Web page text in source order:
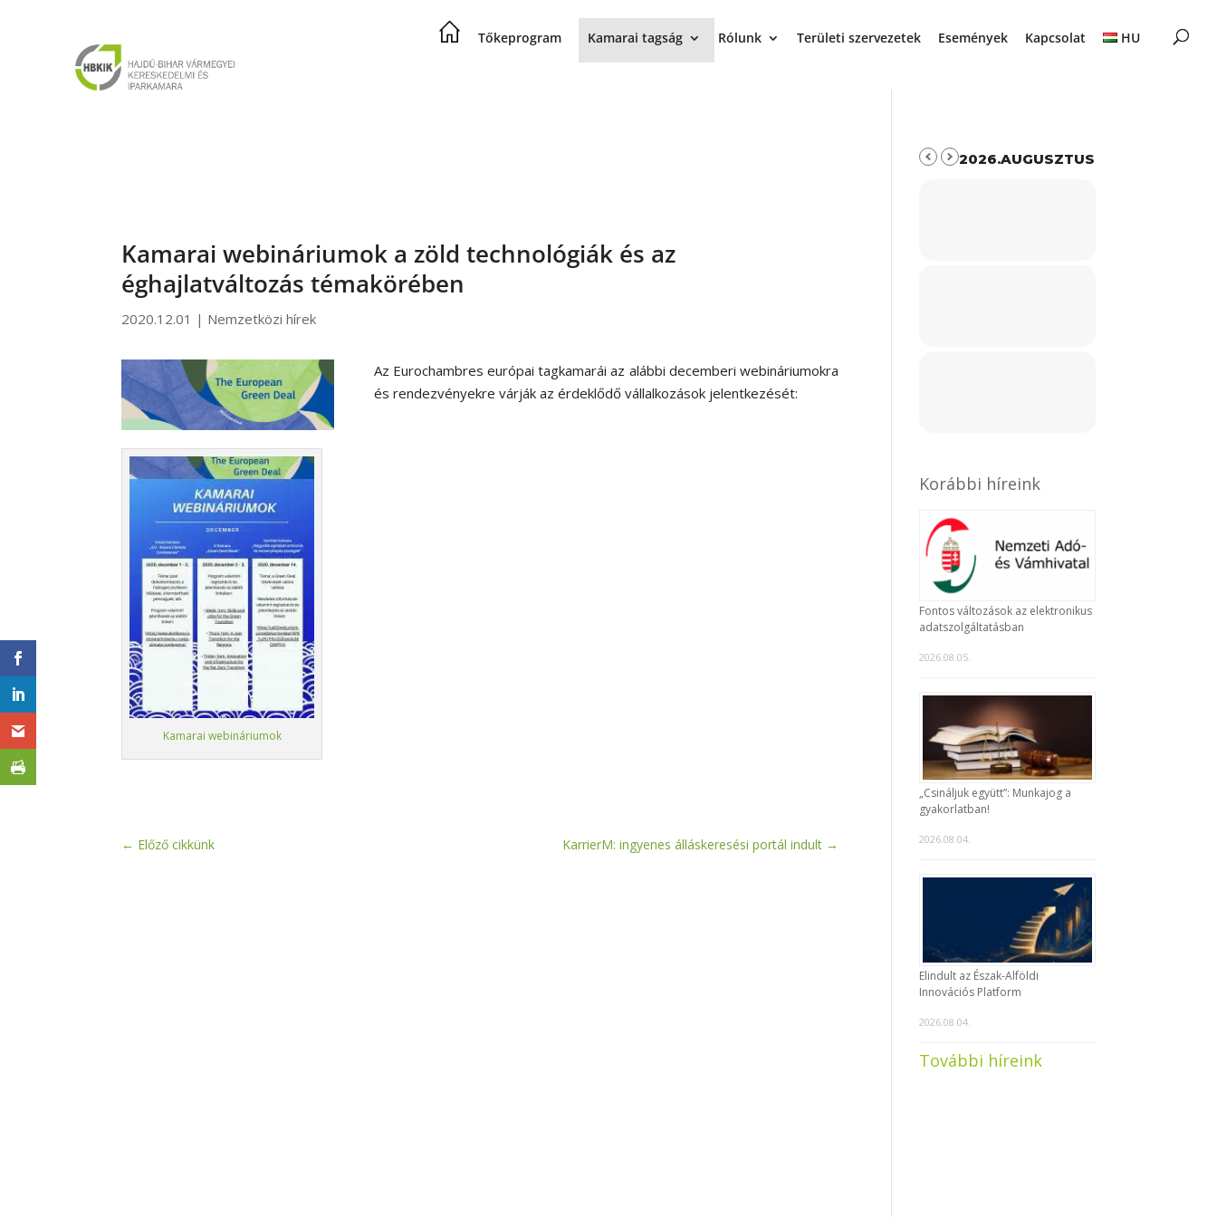
Tőkeprogram Kamarai tagság Rólunk Területi szervezetek Események Kapcsolat HU
Kamarai webináriumok a zöld technológiák és az
éghajlatváltozás témakörében
2020.12.01 | Nemzetközi hírek
Az Eurochambres európai tagkamarái az alábbi decemberi webináriumokra
és rendezvényekre várják az érdeklődő vállalkozások jelentkezését:
Kamarai webináriumok
← Előző cikkünk KarrierM: ingyenes álláskeresési portál indult →
2026.AUGUSZTUS
Korábbi híreink
Fontos változások az elektronikus
adatszolgáltatásban
2026.08.05.
„Csináljuk együtt”: Munkajog a
gyakorlatban!
2026.08.04.
Elindult az Észak-Alföldi
Innovációs Platform
2026.08.04.
További híreink